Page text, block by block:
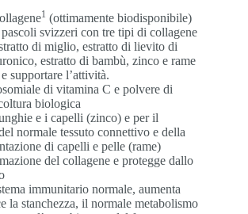
1 (ottimamente biodisponibile)
svizzeri con tre tipi di collagene
di miglio, estratto di lievito di
estratto di bambù, zinco e rame
supportare l’attività.
di vitamina C e polvere di
biologica
e i capelli (zinco) e per il
normale tessuto connettivo e della
di capelli e pelle (rame)
del collagene e protegge dallo
immunitario normale, aumenta
la stanchezza, il normale metabolismo